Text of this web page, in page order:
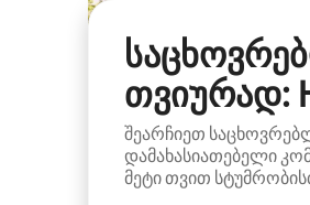
თვიურად:
შეარჩიეთ
დამახასიათებელი
მეტი თვით